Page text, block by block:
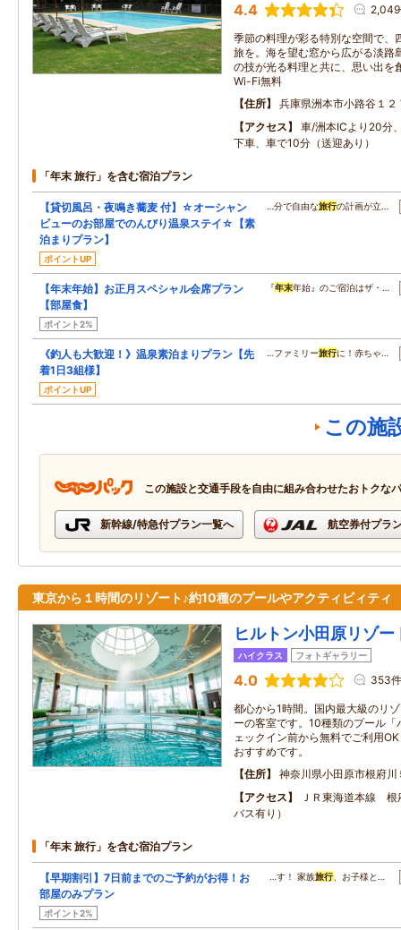
4.4
季節の料理が彩る特別な空間で、
旅を。海を望む窓から広がる淡路
の技が光る料理と共に、思い出を
Wi-Fi無料
住所
兵庫県洲本市小路谷１２
アクセス
車/洲本ICより20分
下車、車で10分（送迎あり）
「年末 旅行」を含む宿泊プラン
【貸切風呂・夜鳴き蕎麦 付】☆オーシャン
ビューのお部屋でのんびり温泉ステイ☆【素
泊まりプラン】
ポイントUP
…分で自由な旅行の計画が立…
【年末年始】お正月スペシャル会席プラン
【部屋食】
ポイント2%
『年末年始』のご宿泊はザ・…
《釣人も大歓迎！》温泉素泊まりプラン【先
着1日3組様】
ポイントUP
…ファミリー旅行に！赤ちゃ…
この施
この施設と交通手段を自由に組み合わせたおトクな
新幹線/特急付プラン一覧へ 航空券付プラ
東京から１時間のリゾート♪約10種のプールやアクティビィティ
ヒルトン小田原リゾー
ハイクラス フォトギャラリー
4.0 353件
都心から1時間。国内最大級のリ
ーの客室です。10種類のプール
ェックイン前から無料でご利用
おすすめです。
住所
神奈川県小田原市根府川
アクセス
ＪＲ東海道本線 根
バス有り）
「年末 旅行」を含む宿泊プラン
【早期割引】7日前までのご予約がお得！お
部屋のみプラン
ポイント2%
…す！ 家族旅行、お子様と…